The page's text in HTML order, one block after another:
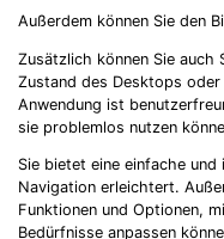
Außerdem können Sie den
Zusätzlich können Sie auch
Zustand des Desktops
Anwendung ist
sie problemlos nutzen
Sie bietet eine einfache
Navigation erleichtert.
Funktionen und Optionen,
Bedürfnisse anpassen